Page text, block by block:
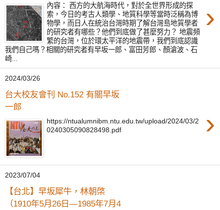
›
內容： 西方的大航海時代，對於全世界形成的探
索，今日的考古人類學、地質科學等當時泛稱為博
物學，而日人在統治台灣時期了解台灣島地質學者
的研究者有哪些？他們到底做了甚麼努力？ 地震頻
繁的台灣，位於環太平洋的地震帶，我們到底認識
我們自己嗎？相關的研究者有早坂一郎、富田芳郎、顏滄波、石
崎...
2024/03/26
台大校友會刊 No.152 有關早坂
一郎
›
https://ntualumnibm.ntu.edu.tw/upload/2024/03/2
0240305090828498.pdf
2023/07/04
【台北】早坂犀牛，林朝棨
（1910年5月26日—1985年7月4